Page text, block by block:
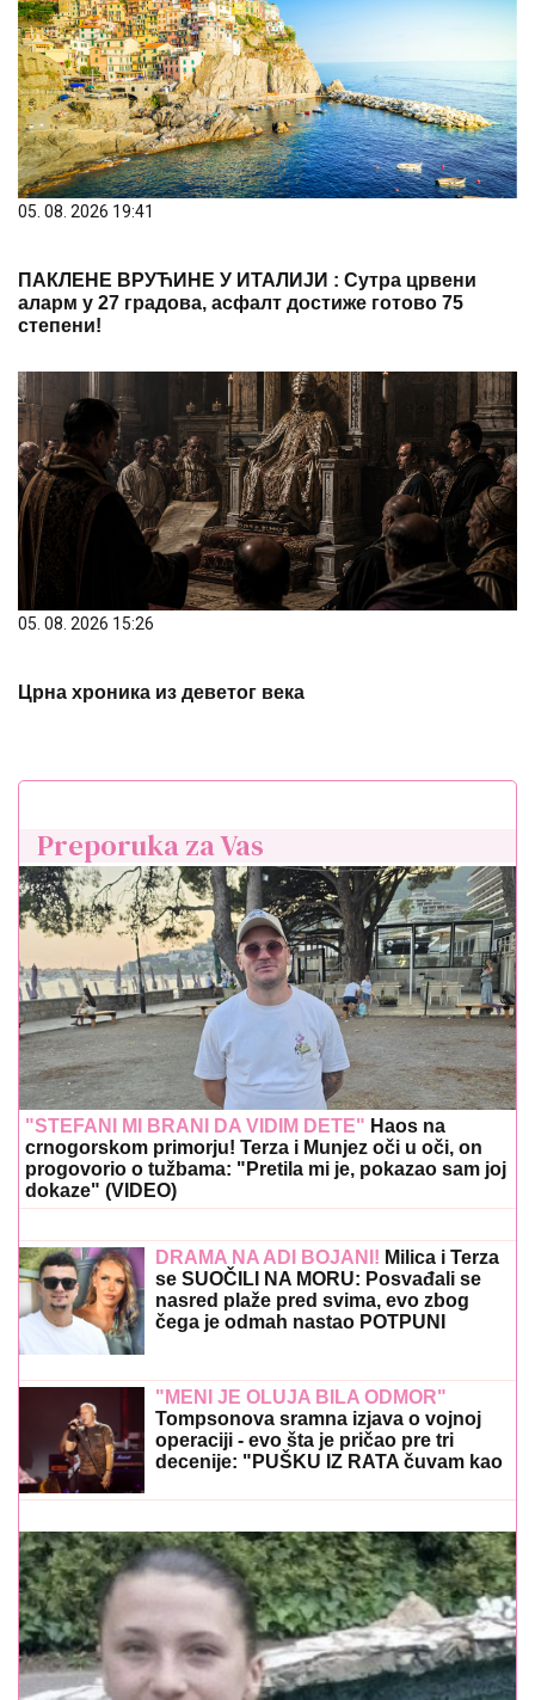
05. 08. 2026 19:41
ПАКЛЕНЕ ВРУЋИНЕ У ИТАЛИЈИ : Сутра црвени
аларм у 27 градова, асфалт достиже готово 75
степени!
05. 08. 2026 15:26
Црна хроника из деветог века
Preporuka za Vas
"STEFANI MI BRANI DA VIDIM DETE" Haos na
crnogorskom primorju! Terza i Munjez oči u oči, on
progovorio o tužbama: "Pretila mi je, pokazao sam joj
dokaze" (VIDEO)
DRAMA NA ADI BOJANI! Milica i Terza
se SUOČILI NA MORU: Posvađali se
nasred plaže pred svima, evo zbog
čega je odmah nastao POTPUNI
"MENI JE OLUJA BILA ODMOR"
Tompsonova sramna izjava o vojnoj
operaciji - evo šta je pričao pre tri
decenije: "PUŠKU IZ RATA čuvam kao